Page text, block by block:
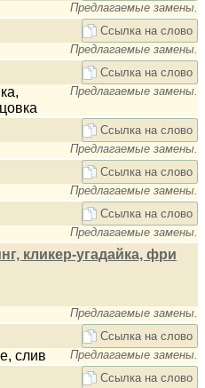
Предлагаемые замены.
Ссылка на слово
Предлагаемые замены.
Ссылка на слово
Предлагаемые замены.
Ссылка на слово
Предлагаемые замены.
Ссылка на слово
Предлагаемые замены.
Ссылка на слово
Предлагаемые замены.
кликер-угадайка, фри
Предлагаемые замены.
Ссылка на слово
слив Предлагаемые замены.
Ссылка на слово